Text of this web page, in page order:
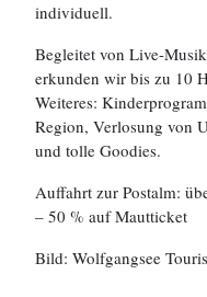
individuell.
Begleitet von Live-
erkunden wir bis zu 10
Weiteres:
Region, Verlosung von
und tolle Goodies.
Auffahrt zur Postalm:
– 50 % auf Mautticket
Bild: Wolfgangsee